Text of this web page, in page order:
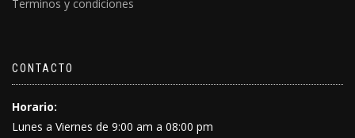
Terminos y condiciones
CONTACTO
Horario:
Lunes a Viernes de 9:00 am a 08:00 pm